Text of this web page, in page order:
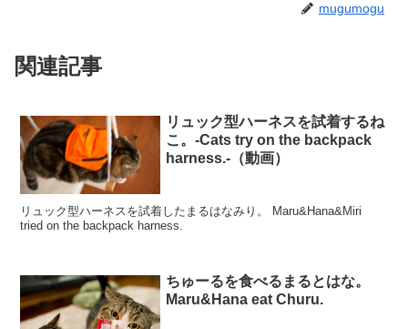
mugumogu
関連記事
リュック型ハーネスを試着するね
こ。-Cats try on the backpack
harness.-（動画）
リュック型ハーネスを試着したまるはなみり。 Maru&Hana&Miri
tried on the backpack harness.
ちゅーるを食べるまるとはな。
Maru&Hana eat Churu.